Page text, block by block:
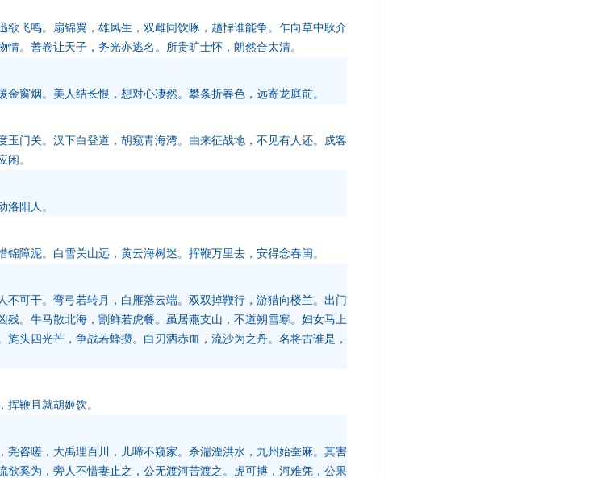
欲飞鸣。扇锦翼，雄风生，双雌同饮啄，趫悍谁能争。乍向草中耿介
。善卷让天子，务光亦逃名。所贵旷士怀，朗然合太清。
窗烟。美人结长恨，想对心凄然。攀条折春色，远寄龙庭前。
玉门关。汉下白登道，胡窥青海湾。由来征战地，不见有人还。戍客
闲。
洛阳人。
障泥。白雪关山远，黄云海树迷。挥鞭万里去，安得念春闺。
不可干。弯弓若转月，白雁落云端。双双掉鞭行，游猎向楼兰。出门
残。牛马散北海，割鲜若虎餐。虽居燕支山，不道朔雪寒。妇女马上
头四光芒，争战若蜂攒。白刃洒赤血，流沙为之丹。名将古谁是，
鞭且就胡姬饮。
尧咨嗟，大禹理百川，儿啼不窥家。杀湍湮洪水，九州始蚕麻。其害
欲奚为，旁人不惜妻止之，公无渡河苦渡之。虎可搏，河难凭，公果